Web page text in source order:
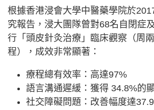
根據香港浸會大學中醫藥學院於
究報告，浸大團隊曾對68名自閉症
行「頭皮針灸治療」臨床觀察（周
程），成效非常顯著：
療程總有效率：高達97%
語言溝通遲緩：獲得 34.8%的
社交障礙問題：改善幅度達